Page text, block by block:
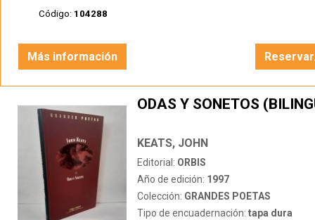
Código: 104288
Más información
ODAS Y SONETOS
KEATS, JOHN
Editorial: ORBIS
Año de edición: 1997
Colección: GRANDES POETAS
Tipo de encuadernación: tapa dura